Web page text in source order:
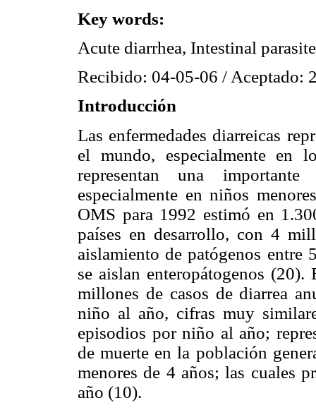
Key words:
Acute diarrhea, Intestinal
Recibido: 04-05-06 / Aceptado:
Introducción
Las enfermedades diarreicas
el mundo, especialmente en
representan una
especialmente en niños
OMS para 1992 estimó en
países en desarrollo, con 4
aislamiento de patógenos
se aislan enteropátogenos (20).
millones de casos de diarrea
niño al año, cifras muy
episodios por niño al año;
de muerte en la población
menores de 4 años; las cuales
año (10).